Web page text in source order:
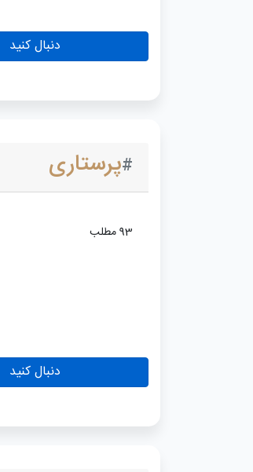
دنبال کنید
#پرستاری
93 مطلب
دنبال کنید